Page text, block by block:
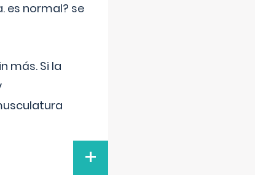
es normal? se
más. Si la
+